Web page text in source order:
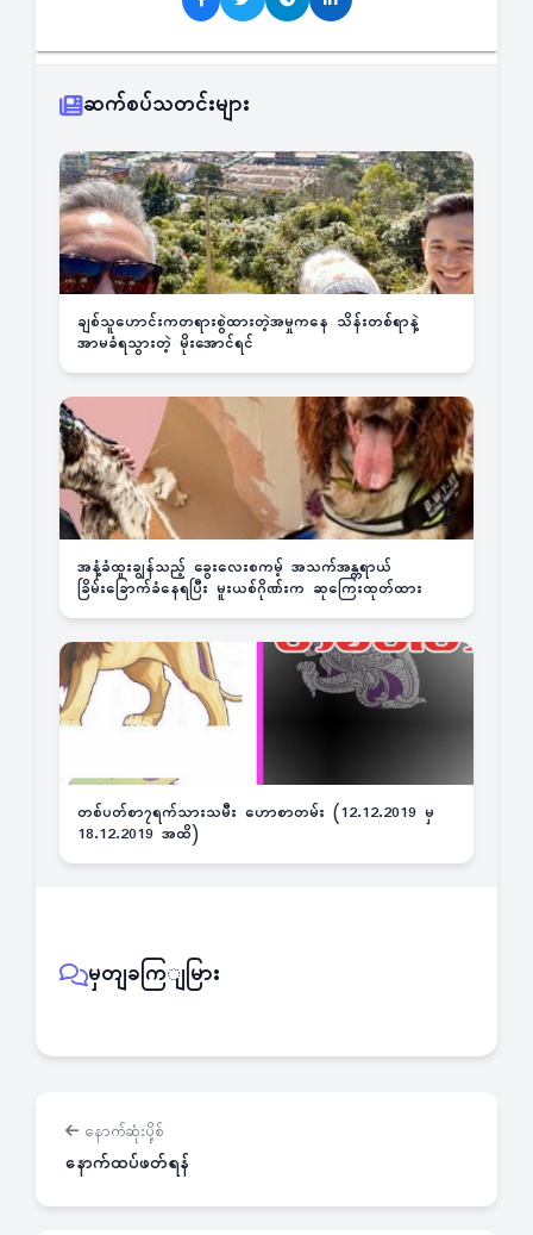
ဆက်စပ်သတင်းများ
ချစ်သူဟောင်းကတရားစွဲထားတဲ့အမှုကနေ သိန်းတစ်ရာနဲ့
အာမခံရသွားတဲ့ မိုးအောင်ရင်
အနံ့ခံထူးချွန်သည့် ခွေးလေးစကမ့် အသက်အန္တရာယ်
ခြိမ်းခြောက်ခံနေရပြီး မူးယစ်ဂိုဏ်းက ဆုကြေးထုတ်ထား
တစ်ပတ်စာ၇ရက်သားသမီး ဟောစာတမ်း (12.12.2019 မှ
18.12.2019 အထိ)
မှတျခကြျမြား
နောက်ဆုံးပို့စ်
နောက်ထပ်ဖတ်ရန်